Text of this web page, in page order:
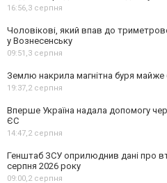
16:56,3 серпня
Чоловікові, який впав до
у Вознесенську
09:51,3 серпня
Землю накрила магнітна буря майже
19:37,2 серпня
Вперше Україна надала допомогу
ЄС
14:47,2 серпня
Генштаб ЗСУ оприлюднив дані про
серпня 2026 року
09:00,2 серпня